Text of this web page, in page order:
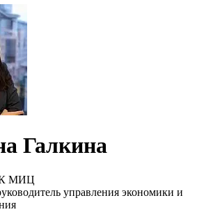
Галкина
МИЦ
управления экономики и